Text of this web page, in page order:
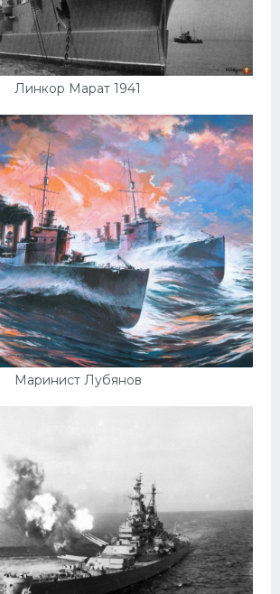
Линкор Марат 1941
Маринист Лубянов